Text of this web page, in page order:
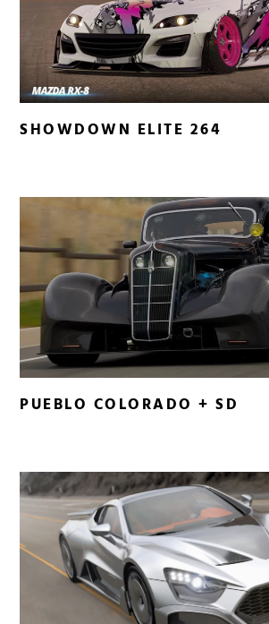
SHOWDOWN ELITE 264
PUEBLO COLORADO + SD